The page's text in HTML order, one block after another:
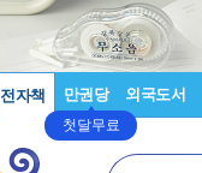
전자책 만권당
첫달무료
외국도서